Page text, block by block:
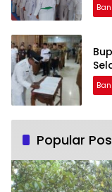
Popular